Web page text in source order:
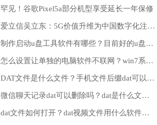
罕见！谷歌Pixel5a部分机型享受延长一年保修
爱立信吴立东：5G价值升维为中国数字化注入更多可能
制作启动u盘工具软件有哪些？目前好的u盘启动盘制作工具有哪些？
怎么设置让单独的电脑软件不联网？win7系统提示您的帐户已被停用怎么办？
DAT文件是什么文件？手机文件后缀dat可以删除吗？
微信聊天记录dat可以删除吗？dat是什么文件能删吗？
dat文件如何打开？dat视频文件用什么软件在手机里能打开？